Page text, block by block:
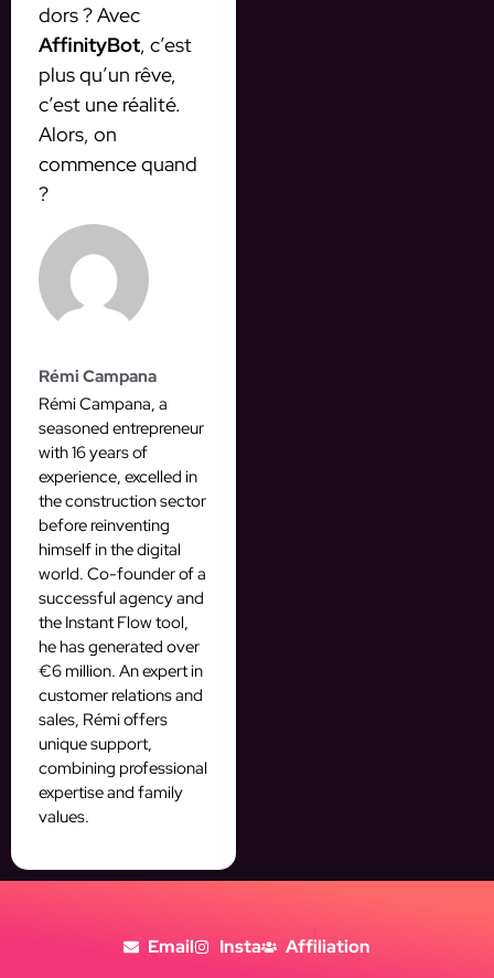
dors ? Avec
AffinityBot, c’est
plus qu’un rêve,
c’est une réalité.
Alors, on
commence quand
?
Rémi Campana
Rémi Campana, a
seasoned entrepreneur
with 16 years of
experience, excelled in
the construction sector
before reinventing
himself in the digital
world. Co-founder of a
successful agency and
the Instant Flow tool,
he has generated over
€6 million. An expert in
customer relations and
sales, Rémi offers
unique support,
combining professional
expertise and family
values.
Email Insta Affiliation